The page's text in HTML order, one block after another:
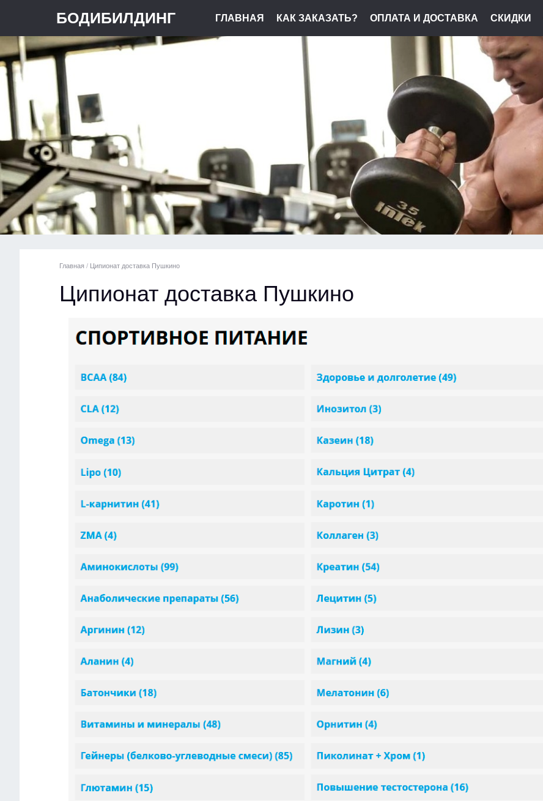
БОДИБИЛДИНГ ГЛАВНАЯ КАК ЗАКАЗАТЬ? ОПЛАТА И ДОСТАВКА СКИДКИ
Главная / Ципионат доставка Пушкино
Ципионат доставка Пушкино